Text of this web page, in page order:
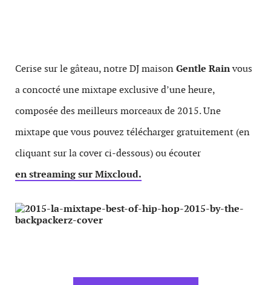
Cerise sur le gâteau, notre DJ maisonGentle Rainvous
a concocté une mixtape exclusive d’une heure,
composée des meilleurs morceaux de 2015. Une
mixtape que vous pouvez télécharger gratuitement (en
cliquant sur la cover ci-dessous) ou écouter
en streaming sur Mixcloud.